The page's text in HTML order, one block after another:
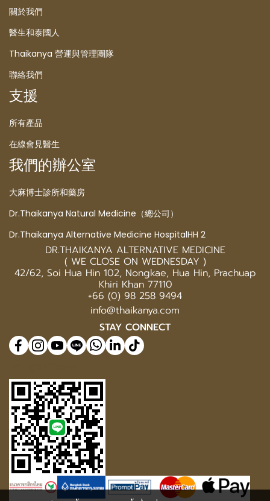
關於我們
醫生和泰國人
Thaikanya 營運與管理團隊
聯絡我們
支援
所有產品
在線會見醫生
我們的辦公室
大麻博士診所和藥房
Dr.Thaikanya Natural Medicine（總公司）
Dr.Thaikanya Alternative Medicine HospitalHH 2
DR.THAIKANYA ALTERNATIVE MEDICINE
( WE CLOSE ON WEDNESDAY )
42/62, Soi Hua Hin 102, Nongkae, Hua Hin, Prachuap
Khiri Khan 77110
+66 (0) 98 258 9494
info@thaikanya.com
STAY CONNECT